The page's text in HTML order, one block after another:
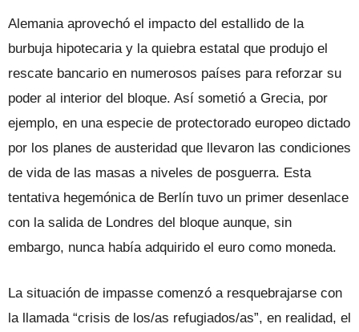
Alemania aprovechó el impacto del estallido de la
burbuja hipotecaria y la quiebra estatal que produjo el
rescate bancario en numerosos países para reforzar su
poder al interior del bloque. Así sometió a Grecia, por
ejemplo, en una especie de protectorado europeo dictado
por los planes de austeridad que llevaron las condiciones
de vida de las masas a niveles de posguerra. Esta
tentativa hegemónica de Berlín tuvo un primer desenlace
con la salida de Londres del bloque aunque, sin
embargo, nunca había adquirido el euro como moneda.
La situación de impasse comenzó a resquebrajarse con
la llamada “crisis de los/as refugiados/as”, en realidad, el